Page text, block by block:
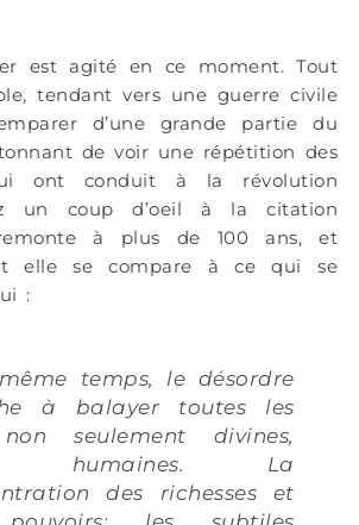
est agité en ce moment. Tout
tendant vers une guerre civile
d’une grande partie du
de voir une répétition des
ont conduit à la révolution
un coup d’oeil à la citation
à plus de 100 ans, et
elle se compare à ce qui se
:
temps, le désordre
à balayer toutes les
seulement divines,
humaines. La
des richesses et